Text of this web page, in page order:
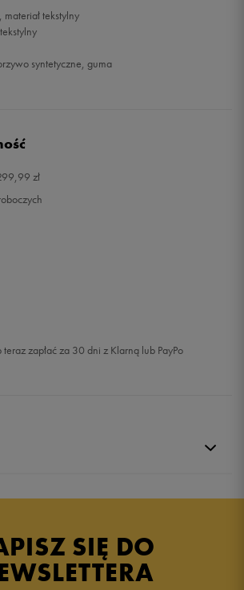
tekstylny
syntetyczne, guma
zł
teraz zapłać za 30 dni z Klarną lub PayPo
SIĘ DO